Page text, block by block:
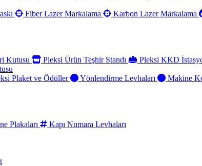
Fiber Lazer Markalama Karbon Lazer Markalama
Kutusu Pleksi Ürün Teşhir Standı Pleksi KKD
Plaket ve Ödüller Yönlendirme Levhaları Makine
Plakaları
Kapı Numara Levhaları